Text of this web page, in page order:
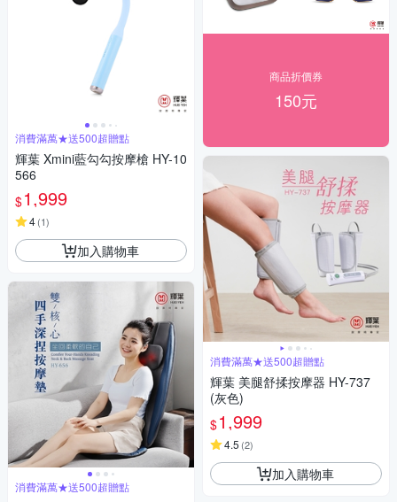
消費滿萬★送500超贈點
輝葉 Xmini藍勾勾按摩槍 HY-10
566
$1,999
4(1)
加入購物車
消費滿萬★送500超贈點
商品折價券
150元
消費滿萬★送500超贈點
輝葉 美腿舒揉按摩器 HY-737
(灰色)
$1,999
4.5 (2)
加入購物車